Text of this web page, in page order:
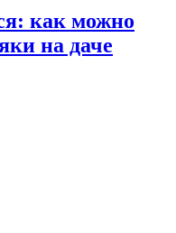
как можно
на даче